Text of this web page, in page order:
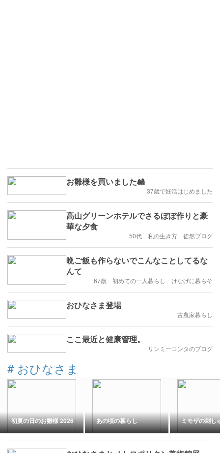
お雛様を買いました🎎
37歳で妊活はじめました
高山グリーンホテルでさるぼぼ作りと豪
華な夕食
50代 私の生き方 徒然ブログ
晩ご飯も作らないでこんなことしてるな
んて
67歳 初めての一人暮らし けなげに暮らそ
おひなさま登場
古農家暮らし
ここ最近と健康管理。
リンミーコンタのブログ
# おひなさま
初夏の日のお雛様 2026 あの頃の暮らし ミモザの刺し